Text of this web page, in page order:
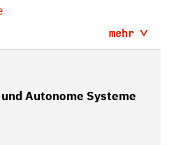
mehr
Autonome Systeme